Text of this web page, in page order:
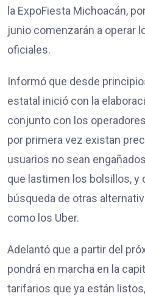
la ExpoFiesta Michoacán,
junio comenzarán a operar
oficiales.
Informó que desde
estatal inició con la
conjunto con los
por primera vez existan
usuarios no sean
que lastimen los bolsillos, y
búsqueda de otras
como los Uber.
Adelantó que a partir del
pondrá en marcha en la
tarifarios que ya están